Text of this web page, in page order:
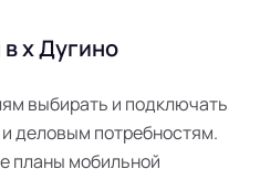
х Дугино
выбирать и подключать
деловым потребностям.
планы мобильной